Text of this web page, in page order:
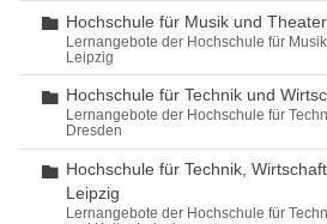
Ordner
Hochschule für Musik und
Lernangebote der Hochschule für
Leipzig
Ordner
Hochschule für Technik und
Lernangebote der Hochschule für
Dresden
Ordner
Hochschule für Technik,
Leipzig
Lernangebote der Hochschule für